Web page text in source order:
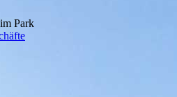
Park